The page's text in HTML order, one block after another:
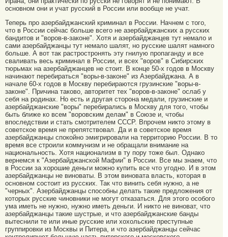
основном они и учат русский в России или вообще не учат.
Теперь про азербайджанский криминал в России. Начнем с того,
что в России сейчас больше всего не азербайджанских а русских
бандитов и "воров-в-законе". Хотя и азербайджанцев тут немало и
сами азербайджанцы тут немало шалят, но русские шалят намного
больше. А вот так растростронять эту гнилую пропаганду и все
сваливать весь криминал в России, и всех "воров" в Сибирских
тюрьмах на азербайджанцев не стоит. В конце 50-х годов в Москву
начинают перебираться "воры-в-законе" из Азербайджана. А в
начале 60-х годов в Москву перебираются грузинские "воры-в-
законе". Причина таково, авторитет тех "воров-в-законе" ослаб у
себя на родинах. Но есть и другая сторона медали, грузинские и
азербайджанские "воры" перебирались в Москву для того, чтобы
быть ближе ко всем "воровским делам" в Союзе и, чтобы
впоследствии и стать смотрителем СССР. Впрочем никто этому в
советское время не препятствовал. Да и в советское время
азербайджанцы спокойно эмигрировали на территорию России. В то
время все строили коммунизм и не обращали внимание на
национальность. Хотя национализм в ту пору тоже был. Однако
вернемся к "Азербайджанской Мафии" в России. Все мы знаем, что
в России за хорошие деньги можно купить все что угодно. И в этом
азербайджанцы не виноваты. В этом виновата власть, которая в
основном состоит из русских. Так что винить себя нужно, а не
"черных". Азербайджанцы способны делать такие предложения от
которых русские чиновники не могут отказаться. Для этого особого
ума иметь не нужно, нужно иметь деньги. И никто не виноват, что
азербайджанцы такие шустрые, и что азербайджанские банды
вытеснили те или иные русские или хохольские преступные
группировки из Москвы и Питера, и что азербайджанцы сейчас